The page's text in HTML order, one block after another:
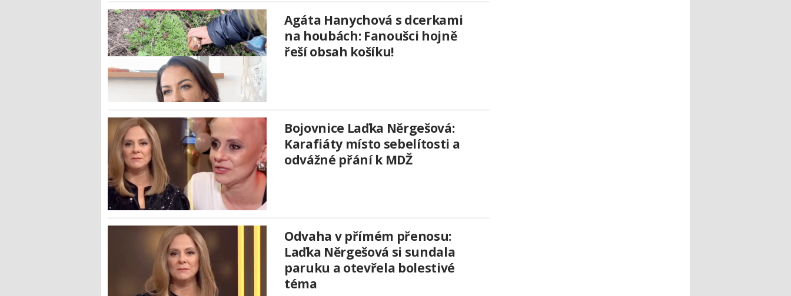
Agáta Hanychová s dcerkami
na houbách: Fanoušci hojně
řeší obsah košíku!
Bojovnice Laďka Něrgešová:
Karafiáty místo sebelítosti a
odvážné přání k MDŽ
Odvaha v přímém přenosu:
Laďka Něrgešová si sundala
paruku a otevřela bolestivé
téma